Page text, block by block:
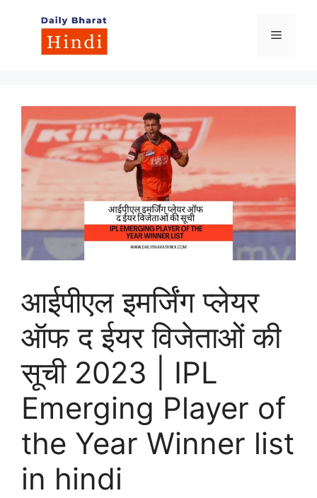
Menu
आईपीएल इमर्जिंग प्लेयर
ऑफ द ईयर विजेताओं की
सूची 2023 | IPL
Emerging Player of
the Year Winner list
in hindi